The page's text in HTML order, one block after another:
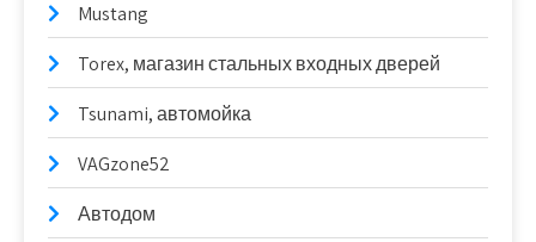
Mustang
Torex, магазин стальных входных дверей
Tsunami, автомойка
VAGzone52
Автодом